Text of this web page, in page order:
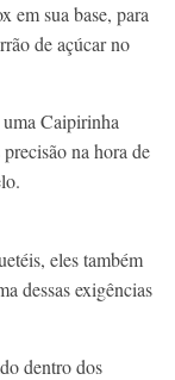
em sua base, para
de açúcar no
Caipirinha
na hora de
eles também
dessas exigências
dentro dos